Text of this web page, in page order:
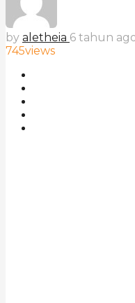
by aletheia 6 tahun
745views